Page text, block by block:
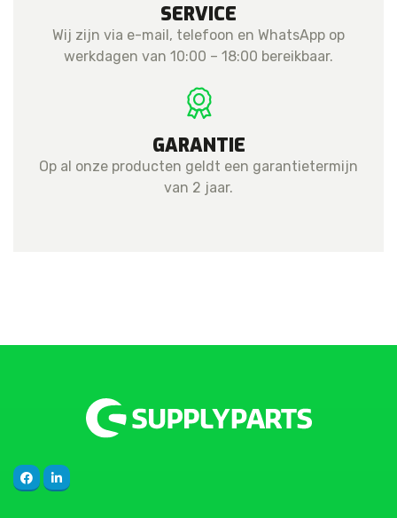
SERVICE
Wij zijn via e-mail, telefoon en WhatsApp op
werkdagen van 10:00 – 18:00 bereikbaar.
GARANTIE
Op al onze producten geldt een garantietermijn
van 2 jaar.